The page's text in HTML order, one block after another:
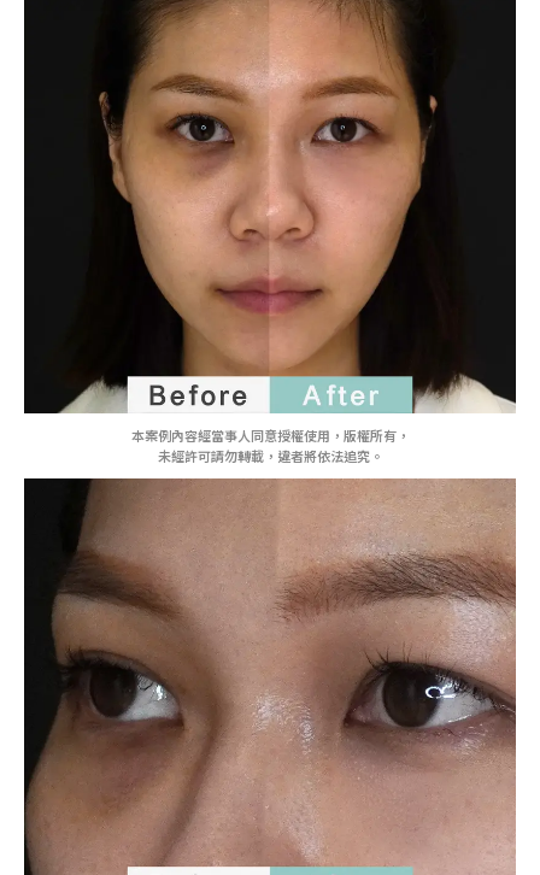
本案例內容經當事人同意授權使用，版權所有，
未經許可請勿轉載，違者將依法追究。